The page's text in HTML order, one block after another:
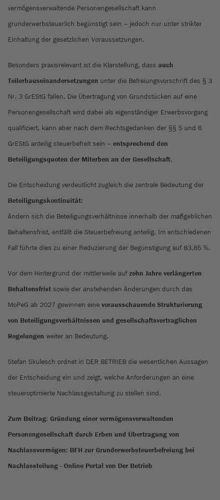
vermögensverwaltende Personengesellschaft kann
grunderwerbsteuerlich begünstigt sein – jedoch nur unter strikter
Einhaltung der gesetzlichen Voraussetzungen.
Besonders praxisrelevant ist die Klarstellung, dass auch
Teilerbauseinandersetzungen unter die Befreiungsvorschrift des § 3
Nr. 3 GrEStG fallen. Die Übertragung von Grundstücken auf eine
Personengesellschaft wird dabei als eigenständiger Erwerbsvorgang
qualifiziert, kann aber nach dem Rechtsgedanken der §§ 5 und 6
GrEStG anteilig steuerbefreit sein – entsprechend den
Beteiligungsquoten der Miterben an der Gesellschaft.
Die Entscheidung verdeutlicht zugleich die zentrale Bedeutung der
Beteiligungskontinuität:
Ändern sich die Beteiligungsverhältnisse innerhalb der maßgeblichen
Behaltensfrist, entfällt die Steuerbefreiung anteilig. Im entschiedenen
Fall führte dies zu einer Reduzierung der Begünstigung auf 83,85 %.
Vor dem Hintergrund der mittlerweile auf zehn Jahre verlängerten
Behaltensfrist sowie der anstehenden Änderungen durch das
MoPeG ab 2027 gewinnen eine vorausschauende Strukturierung
von Beteiligungsverhältnissen und gesellschaftsvertraglichen
Regelungen weiter an Bedeutung.
Stefan Skulesch ordnet in DER BETRIEB die wesentlichen Aussagen
der Entscheidung ein und zeigt, welche Anforderungen an eine
steueroptimierte Nachlassgestaltung zu stellen sind.
Zum Beitrag: Gründung einer vermögensverwaltenden
Personengesellschaft durch Erben und Übertragung von
Nachlassvermögen: BFH zur Grunderwerbsteuerbefreiung bei
Nachlassteilung - Online Portal von Der Betrieb